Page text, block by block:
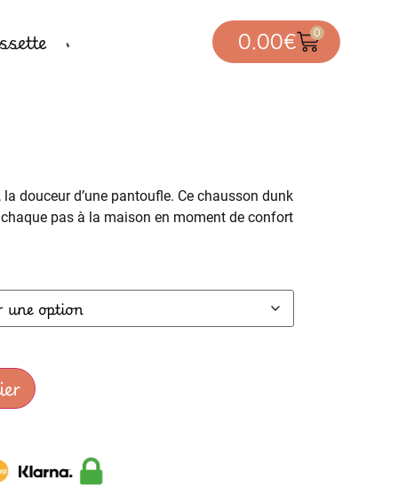
0.00€ 0
douceur d’une pantoufle. Ce chausson dunk
pas à la maison en moment de confort